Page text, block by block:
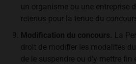
un organisme ou une entreprise
retenus pour la tenue du
Modification du concours. La
droit de modifier les modalités du
de le suspendre ou d’y mettre fin